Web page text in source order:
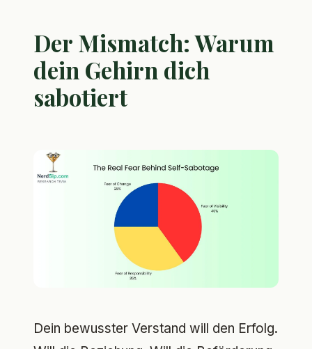
Der Mismatch: Warum
dein Gehirn dich
sabotiert
Dein bewusster Verstand will den Erfolg.